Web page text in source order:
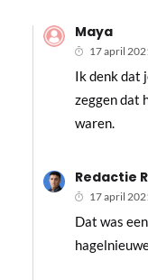
Maya
17 april
Ik denk dat
zeggen dat
waren.
Redactie
17 april
Dat was